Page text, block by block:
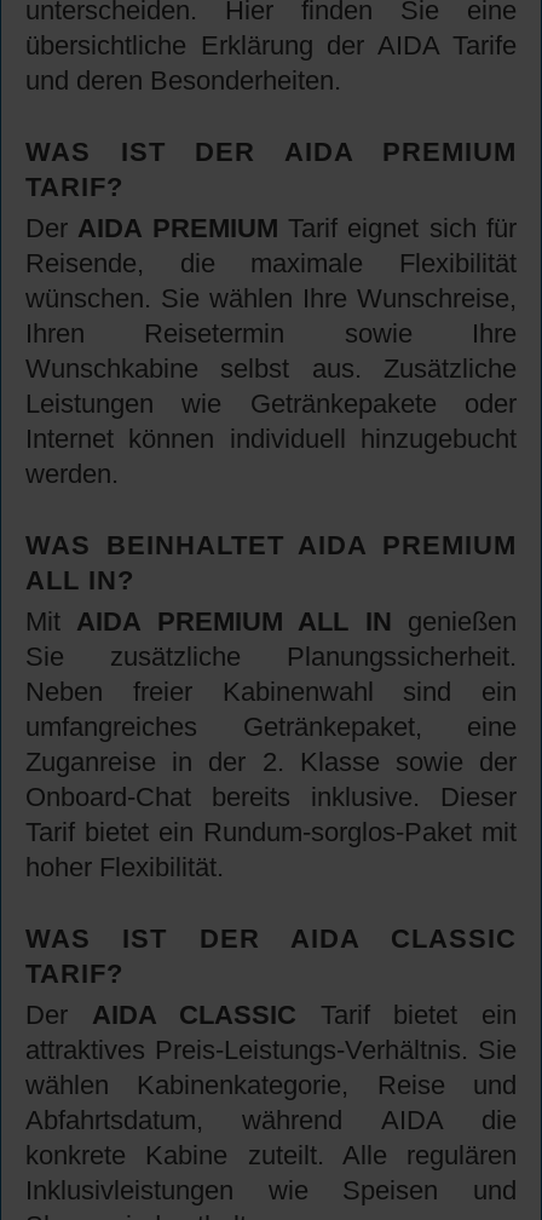
unterscheiden. Hier finden Sie eine
übersichtliche Erklärung der AIDA Tarife
und deren Besonderheiten.
WAS IST DER AIDA PREMIUM
TARIF?
Der AIDA PREMIUM Tarif eignet sich für
Reisende, die maximale Flexibilität
wünschen. Sie wählen Ihre Wunschreise,
Ihren Reisetermin sowie Ihre
Wunschkabine selbst aus. Zusätzliche
Leistungen wie Getränkepakete oder
Internet können individuell hinzugebucht
werden.
WAS BEINHALTET AIDA PREMIUM
ALL IN?
Mit AIDA PREMIUM ALL IN genießen
Sie zusätzliche Planungssicherheit.
Neben freier Kabinenwahl sind ein
umfangreiches Getränkepaket, eine
Zuganreise in der 2. Klasse sowie der
Onboard-Chat bereits inklusive. Dieser
Tarif bietet ein Rundum-sorglos-Paket mit
hoher Flexibilität.
WAS IST DER AIDA CLASSIC
TARIF?
Der AIDA CLASSIC Tarif bietet ein
attraktives Preis-Leistungs-Verhältnis. Sie
wählen Kabinenkategorie, Reise und
Abfahrtsdatum, während AIDA die
konkrete Kabine zuteilt. Alle regulären
Inklusivleistungen wie Speisen und